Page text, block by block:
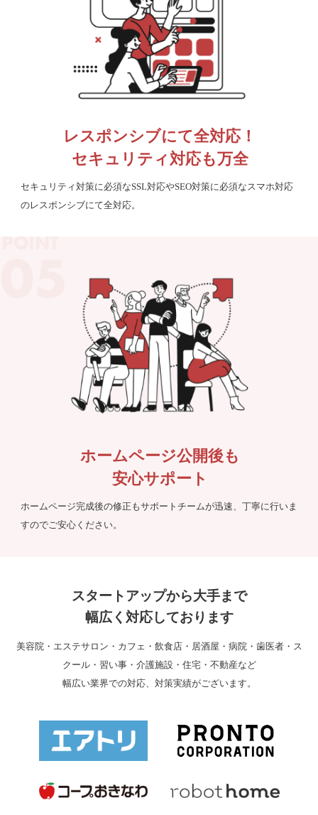
レスポンシブにて全対応！
セキュリティ対応も万全
セキュリティ対策に必須なSSL対応やSEO対策に必須なスマホ対応
のレスポンシブにて全対応。
ホームページ公開後も
安心サポート
ホームページ完成後の修正もサポートチームが迅速、丁寧に行いま
すのでご安心ください。
スタートアップから大手まで
幅広く対応しております
美容院・エステサロン・カフェ・飲食店・居酒屋・病院・歯医者・ス
クール・習い事・介護施設・住宅・不動産など
幅広い業界での対応、対策実績がございます。